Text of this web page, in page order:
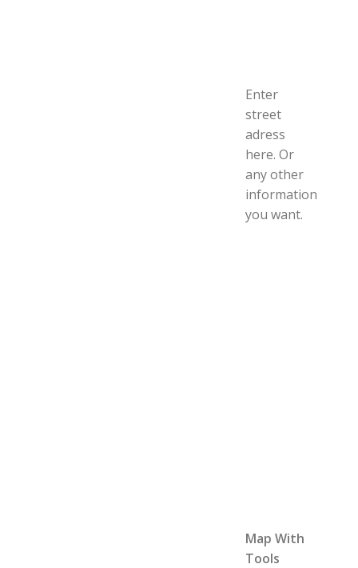
Enter
street
adress
here. Or
any other
information
you want.
Map With
Tools